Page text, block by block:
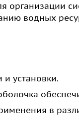
организации
водных
и установки.
в